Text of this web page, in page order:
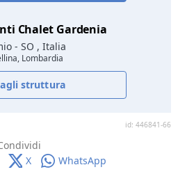
Chalet Gardenia
- SO , Italia
Lombardia
struttura
id: 446841-66
X WhatsApp